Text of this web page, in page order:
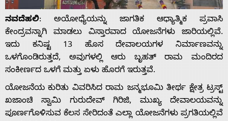
ನವದೆಹಲಿ: ಅಯೋಧ್ಯೆಯನ್ನು ಜಾಗತಿಕ ಆಧ್ಯಾತ್ಮಿಕ ಪ್ರವಾಸಿ
ಕೇಂದ್ರವನ್ನಾಗಿ ಮಾಡಲು ವಿಸ್ತಾರವಾದ ಯೋಜನೆಗಳು ಜಾರಿಯಲ್ಲಿವೆ.
ಇದು ಕನಿಷ್ಟ 13 ಹೊಸ ದೇವಾಲಯಗಳ ನಿರ್ಮಾಣವನ್ನು
ಒಳಗೊಂಡಿರುತ್ತದೆ, ಅವುಗಳಲ್ಲಿ ಆರು ಬೃಹತ್ ರಾಮ ಮಂದಿರದ
ಸಂಕೀರ್ಣದ ಒಳಗೆ ಮತ್ತು ಏಳು ಹೊರಗೆ ಇರುತ್ತವೆ.
ಯೋಜನೆಯ ಕುರಿತು ವಿವರಿಸಿದ ರಾಮ ಜನ್ಮಭೂಮಿ ತೀರ್ಥ ಕ್ಷೇತ್ರ ಟ್ರಸ್ಟ್
ಖಜಾಂಚಿ ಸ್ವಾಮಿ ಗುರುದೇವ್ ಗಿರಿಜಿ, ಮುಖ್ಯ ದೇವಾಲಯವನ್ನು
ಪೂರ್ಣಗೊಳಿಸುವ ಕೆಲಸ ಸೇರಿದಂತೆ ಎಲ್ಲಾ ಯೋಜನೆಗಳು ಪ್ರಗತಿಯಲ್ಲಿವೆ